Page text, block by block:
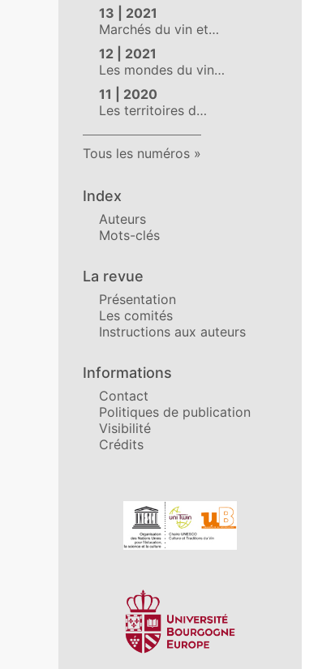
13 | 2021
Marchés du vin et…
12 | 2021
Les mondes du vin…
11 | 2020
Les territoires d…
Tous les numéros
Index
Auteurs
Mots-clés
La revue
Présentation
Les comités
Instructions aux auteurs
Informations
Contact
Politiques de publication
Visibilité
Crédits
Affiliations/partenaires